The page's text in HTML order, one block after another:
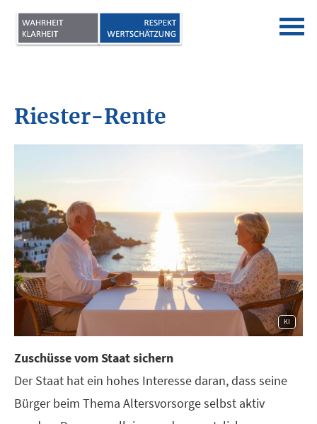
Riester-Rente
KI
Zuschüsse vom Staat sichern
Der Staat hat ein hohes Interesse daran, dass seine
Bürger beim Thema Alters­vorsorge selbst aktiv